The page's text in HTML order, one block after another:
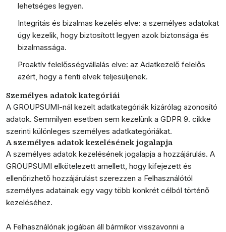
lehetséges legyen.
Integritás és bizalmas kezelés elve: a személyes adatokat
úgy kezelik, hogy biztosított legyen azok biztonsága és
bizalmassága.
Proaktív felelősségvállalás elve: az Adatkezelő felelős
azért, hogy a fenti elvek teljesüljenek.
Személyes adatok kategóriái
A GROUPSUMI-nál kezelt adatkategóriák kizárólag azonosító
adatok. Semmilyen esetben sem kezelünk a GDPR 9. cikke
szerinti különleges személyes adatkategóriákat.
A személyes adatok kezelésének jogalapja
A személyes adatok kezelésének jogalapja a hozzájárulás. A
GROUPSUMI elkötelezett amellett, hogy kifejezett és
ellenőrizhető hozzájárulást szerezzen a Felhasználótól
személyes adatainak egy vagy több konkrét célból történő
kezeléséhez.
A Felhasználónak jogában áll bármikor visszavonni a